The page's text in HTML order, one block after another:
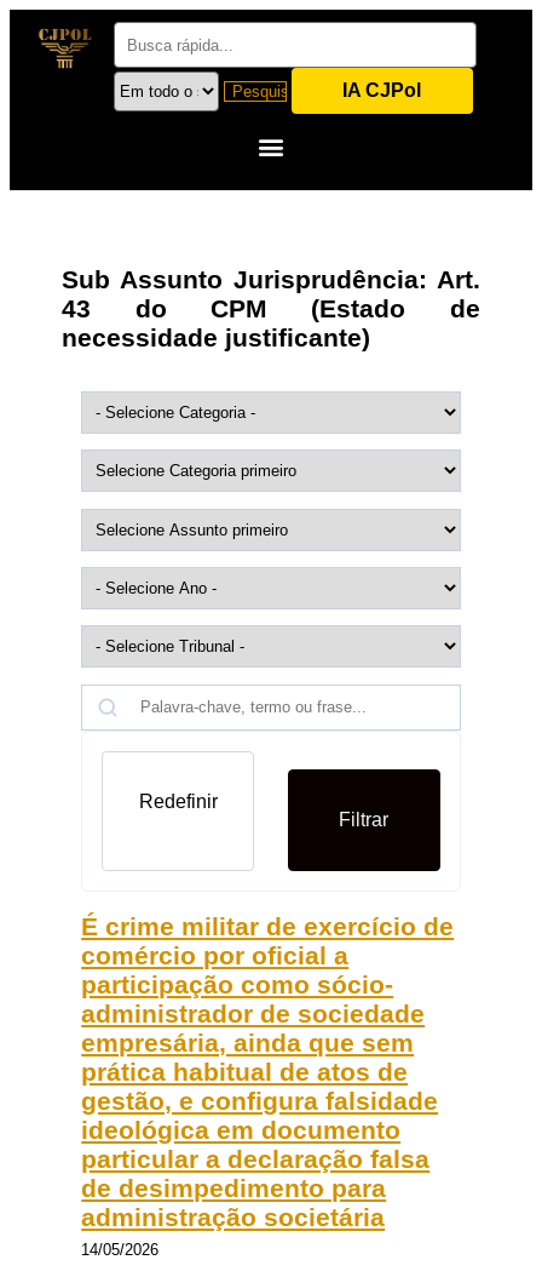
IA CJPol
Sub Assunto Jurisprudência: Art.
43 do CPM (Estado de
necessidade justificante)
Filtrar
Redefinir
É crime militar de exercício de
comércio por oficial a
participação como sócio-
administrador de sociedade
empresária, ainda que sem
prática habitual de atos de
gestão, e configura falsidade
ideológica em documento
particular a declaração falsa
de desimpedimento para
administração societária
14/05/2026